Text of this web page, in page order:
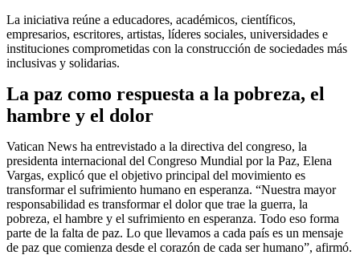
La iniciativa reúne a educadores, académicos, científicos,
empresarios, escritores, artistas, líderes sociales, universidades e
instituciones comprometidas con la construcción de sociedades más
inclusivas y solidarias.
La paz como respuesta a la pobreza, el
hambre y el dolor
Vatican News ha entrevistado a la directiva del congreso, la
presidenta internacional del Congreso Mundial por la Paz, Elena
Vargas, explicó que el objetivo principal del movimiento es
transformar el sufrimiento humano en esperanza. “Nuestra mayor
responsabilidad es transformar el dolor que trae la guerra, la
pobreza, el hambre y el sufrimiento en esperanza. Todo eso forma
parte de la falta de paz. Lo que llevamos a cada país es un mensaje
de paz que comienza desde el corazón de cada ser humano”, afirmó.